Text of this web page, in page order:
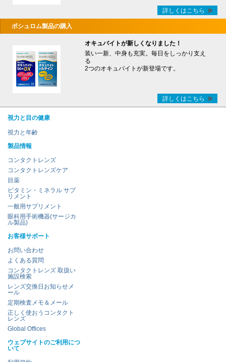
詳しくはこちら
ボシュロム製品の購入
オキュバイトが新しくなりました！
装い一新、中身も充実。毎日をしっかり支え
る
2つのオキュバイトが新登場です。
詳しくはこちら
視力と目の健康
視力と年齢
製品情報
コンタクトレンズ
コンタクトレンズケア
目薬
ビタミン・ミネラル サプ
リメント
一般用サプリメント
眼科用手術機器(サージカ
ル製品)
お客様サポート
お問い合わせ
よくある質問
コンタクトレンズ 取扱い
施設検索
レンズ交換日お知らせメ
ール
定期検査メモ＆メール
正しく使おうコンタクト
レンズ
Global Offices
ウェブサイトのご利用につ
いて